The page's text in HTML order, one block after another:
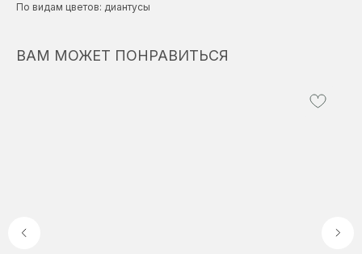
По видам цветов: диантусы
ВАМ МОЖЕТ ПОНРАВИТЬСЯ